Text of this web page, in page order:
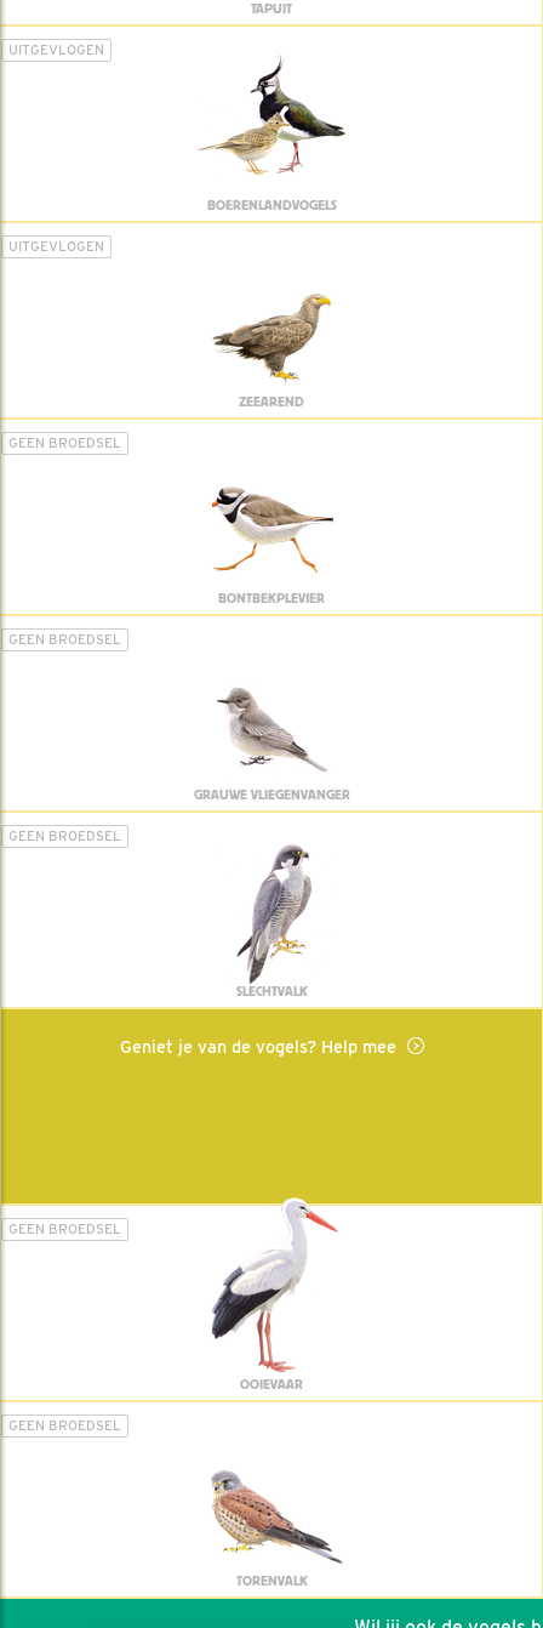
TAPUIT
UITGEVLOGEN
BOERENLANDVOGELS
UITGEVLOGEN
ZEEAREND
GEEN BROEDSEL
BONTBEKPLEVIER
GEEN BROEDSEL
GRAUWE VLIEGENVANGER
GEEN BROEDSEL
SLECHTVALK
Geniet je van de vogels? Help mee
GEEN BROEDSEL
OOIEVAAR
GEEN BROEDSEL
TORENVALK